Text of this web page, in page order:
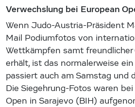
Verwechslung bei European
Wenn Judo-Austria-Präsident
Mail Podiumfotos von
Wettkämpfen samt
erhält, ist das normalerweise
passiert auch am Samstag und
Die Siegehrung-Fotos waren
Open in Sarajevo (BIH)